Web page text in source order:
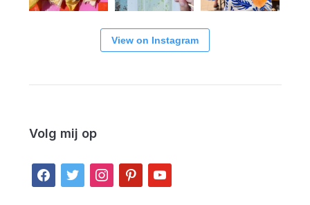
View on Instagram
Volg mij op
facebook
twitter instagrampinterestyoutube